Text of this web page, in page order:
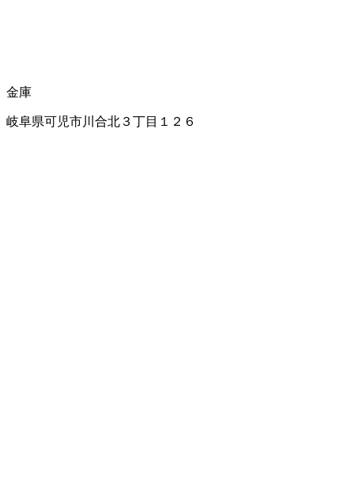
金庫
岐阜県可児市川合北３丁目１２６